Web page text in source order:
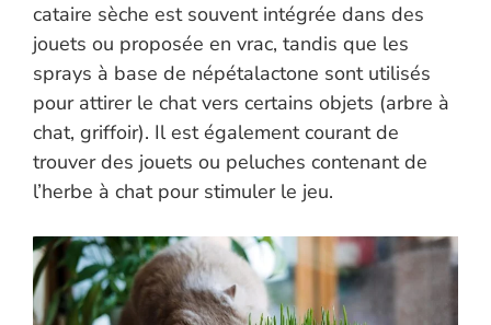
cataire sèche est souvent intégrée dans des
jouets ou proposée en vrac, tandis que les
sprays à base de népétalactone sont utilisés
pour attirer le chat vers certains objets (arbre à
chat, griffoir). Il est également courant de
trouver des jouets ou peluches contenant de
l’herbe à chat pour stimuler le jeu.